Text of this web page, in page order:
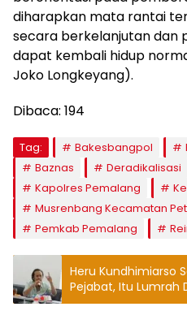
diharapkan mata rantai
secara berkelanjutan dan
dapat kembali hidup
Joko Longkeyang).
Dibaca: 194
Tag: Bakesbangpol
Baznas
Deradikalisasi
Kapolres Pemalang
Musrenbang Kecamatan
Pemkab Pemalang
Heru Kundhimiarso
Pejabat, Itu Lumrah
Upeti